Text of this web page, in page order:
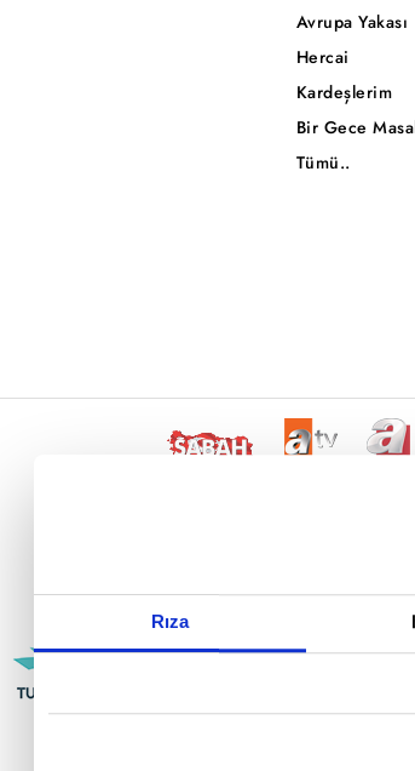
Rıza
Reddet
Avrupa Yakası
Hercai
Kardeşlerim
Bir Gece
Tümü..